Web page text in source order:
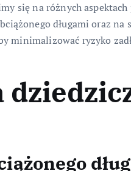
się na różnych
długami oraz na
minimalizować ryzyko